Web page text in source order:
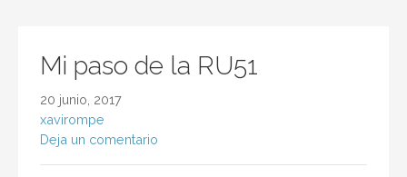
Mi paso de la RU51
20 junio, 2017
xavirompe
Deja un comentario